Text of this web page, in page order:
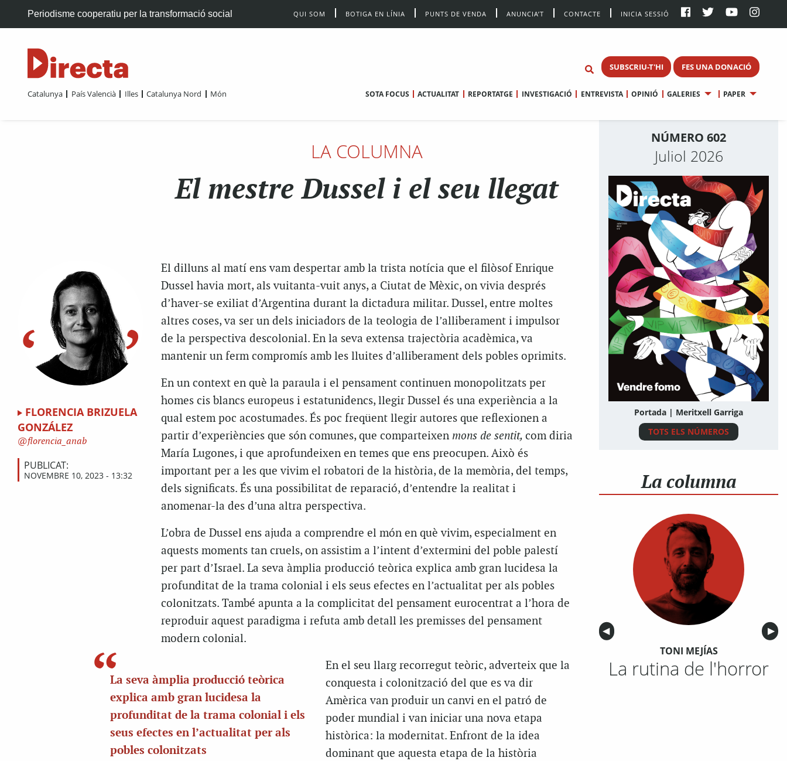
Periodisme cooperatiu per la transformació social QUI SOM BOTIGA EN LÍNIA PUNTS DE VENDA ANUNCIA’T CONTACTE INICIA SESSIÓ
SUBSCRIU-T'HI FES UNA DONACIÓ
Catalunya País Valencià Illes Catalunya Nord Món SOTA FOCUS ACTUALITAT REPORTATGE INVESTIGACIÓ ENTREVISTA OPINIÓ GALERIES PAPER
LA COLUMNA
El mestre Dussel i el seu llegat
FLORENCIA BRIZUELA
GONZÁLEZ
florencia_anab
PUBLICAT:
NOVEMBRE 10, 2023 - 13:32
El dilluns al matí ens vam despertar amb la trista notícia que el filòsof Enrique
Dussel havia mort, als vuitanta-vuit anys, a Ciutat de Mèxic, on vivia després
d’haver-se exiliat d’Argentina durant la dictadura militar. Dussel, entre moltes
altres coses, va ser un dels iniciadors de la teologia de l’alliberament i impulsor
de la perspectiva descolonial. En la seva extensa trajectòria acadèmica, va
mantenir un ferm compromís amb les lluites d’alliberament dels pobles oprimits.
En un context en què la paraula i el pensament continuen monopolitzats per
homes cis blancs europeus i estatunidencs, llegir Dussel és una experiència a la
qual estem poc acostumades. És poc freqüent llegir autores que reflexionen a
partir d’experiències que són comunes, que comparteixen mons de sentit, com diria
María Lugones, i que aprofundeixen en temes que ens preocupen. Això és
important per a les que vivim el robatori de la història, de la memòria, del temps,
dels significats. És una possibilitat de reparació, d’entendre la realitat i
anomenar-la des d’una altra perspectiva.
L’obra de Dussel ens ajuda a comprendre el món en què vivim, especialment en
aquests moments tan cruels, on assistim a l’intent d’extermini del poble palestí
per part d’Israel. La seva àmplia producció teòrica explica amb gran lucidesa la
profunditat de la trama colonial i els seus efectes en l’actualitat per als pobles
colonitzats. També apunta a la complicitat del pensament eurocentrat a l’hora de
reproduir aquest paradigma i refuta amb detall les premisses del pensament
modern colonial.
La seva àmplia producció teòrica
explica amb gran lucidesa la
profunditat de la trama colonial i els
seus efectes en l’actualitat per als
pobles colonitzats
En el seu llarg recorregut teòric, adverteix que la
conquesta i colonització del que es va dir
Amèrica van produir un canvi en el patró de
poder mundial i van iniciar una nova etapa
històrica: la modernitat. Enfront de la idea
dominant que aquesta etapa de la història
NÚMERO 602
Juliol 2026
Portada | Meritxell Garriga
TOTS ELS NÚMEROS
La columna
Anterior
◀︎ ▶︎
TONI MEJÍAS
La rutina de l'horror